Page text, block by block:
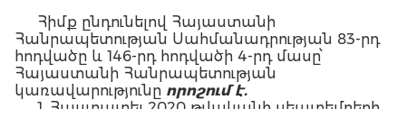
Հիմք ընդունելով Հայաստանի
Հանրապետության Սահմանադրության 83-րդ
հոդվածը և 146-րդ հոդվածի 4-րդ մասը՝
Հայաստանի Հանրապետության
կառավարությունը որոշում է.
1. Հաստատել 2020 թվականի սեպտեմբերի